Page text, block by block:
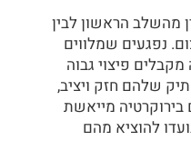
מהשלב הראשון לבין
נפגעים שמלווים
פיצוי גבוה
שלהם חזק ויציב,
מייאשת
להוציא מהם